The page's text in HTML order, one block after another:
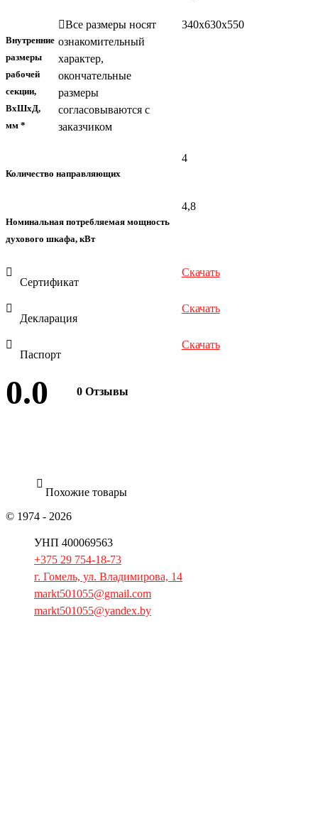
Внутренние
размеры
рабочей
секции,
ВхШхД,
мм *
Все размеры носят
ознакомительный
характер,
окончательные
размеры
согласовываются с
заказчиком
340х630х550
Количество направляющих
4
Номинальная потребляемая мощность
духового шкафа, кВт
4,8
Сертификат
Скачать
Декларация
Скачать
Паспорт
Скачать
0.0 0 Отзывы
Похожие товары
© 1974 - 2026
УНП 400069563
+375 29 754-18-73
г. Гомель, ул. Владимирова, 14
markt501055@gmail.com
markt501055@yandex.by